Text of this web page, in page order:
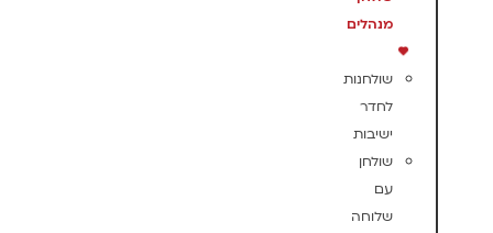
מנהלים
שולחנות
לחדר
ישיבות
שולחן
עם
שלוחה